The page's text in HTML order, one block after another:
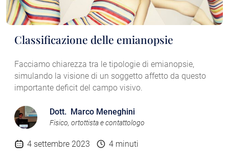
Classificazione delle emianopsie
Facciamo chiarezza tra le tipologie di emianopsie,
simulando la visione di un soggetto affetto da questo
importante deficit del campo visivo.
Dott. Marco Meneghini
Fisico, ortottista e contattologo
4 settembre 2023 4 minuti